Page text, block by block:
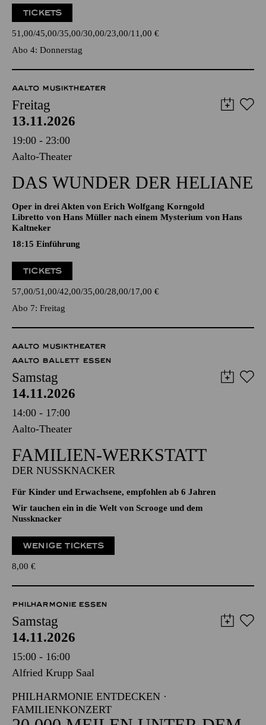
Empfohlen ab 6 Jahren
18:45 Einführung
TICKETS
51,00 45,00 35,00 30,00 23,00 11,00€
Abo 4: Donnerstag
AALTO MUSIKTHEATER
Freitag
13.11.2026
19:00 - 23:00
DAS WUNDER DER HELIANE
Oper in drei Akten von Erich Wolfgang Korngold
Kaltneker
18:15 Einführung
TICKETS
57,00 51,00 42,00 35,00 28,00 17,00€
Abo 7: Freitag
AALTO MUSIKTHEATER
AALTO BALLETT ESSEN
Samstag
14.11.2026
14:00 - 17:00
Aalto-Theater
FAMILIEN-WERKSTATT
DER NUSSKNACKER
Wir tauchen ein in die Welt von Scrooge und dem
Nussknacker
8,00 €
PHILHARMONIE ESSEN
Samstag
14.11.2026
15:00 - 16:00
Alfried Krupp Saal